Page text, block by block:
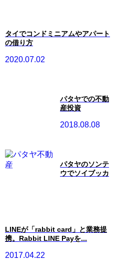
タイでコンドミニアムやアパート
の借り方
2020.07.02
パタヤでの不動
産投資
2018.08.08
パタヤのソンテ
ウでソイブッカ
LINEが「rabbit card」と業務提
携。Rabbit LINE Payを...
2017.04.22